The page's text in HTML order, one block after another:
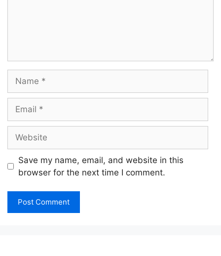
Save my name, email, and website in this
browser for the next time I comment.